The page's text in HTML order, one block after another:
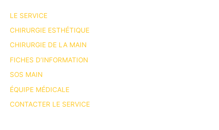
LE SERVICE
CHIRURGIE ESTHÉTIQUE
CHIRURGIE DE LA MAIN
FICHES D’INFORMATION
SOS MAIN
ÉQUIPE MÉDICALE
CONTACTER LE SERVICE